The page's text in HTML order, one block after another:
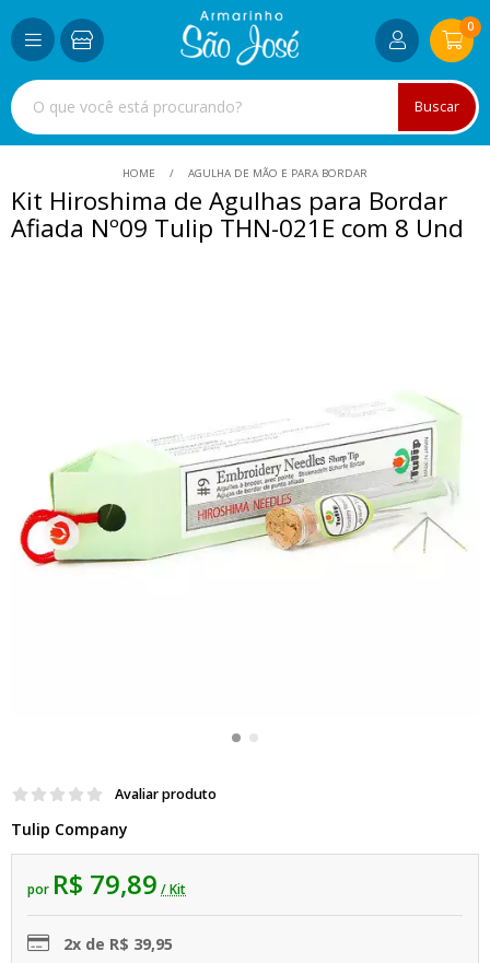
Buscar
0
HOME AGULHA DE MÃO E PARA BORDAR
Kit Hiroshima de Agulhas para Bordar
Afiada Nº09 Tulip THN-021E com 8 Und
Avaliar produto
Tulip Company
por R$ 79,89 / Kit
2x de R$ 39,95